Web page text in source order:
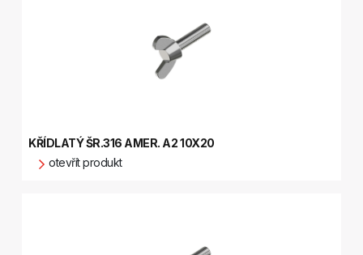
KŘÍDLATÝ ŠR.316 AMER. A2 10X20
otevřít produkt